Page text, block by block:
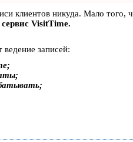
клиентов никуда. Мало
сервис VisitTime.
записей: